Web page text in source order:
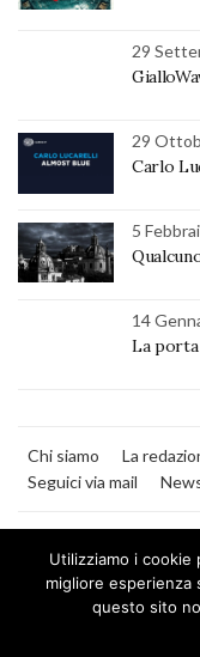
29
29
Carlo
5
14
La
Chi siamo La
Seguici via mail
Utilizziamo i
migliore esperienza
questo sito